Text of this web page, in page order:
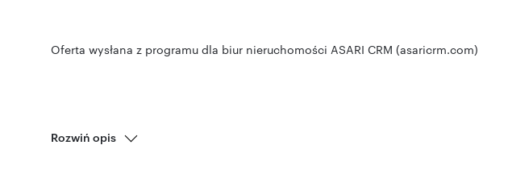
Oferta wysłana z programu dla biur nieruchomości ASARI CRM (asaricrm.com)
Rozwiń opis